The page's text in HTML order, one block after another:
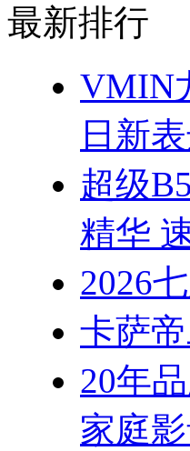
最新排行
VMIN
日新
超级
精华
2026
卡萨
20年
家庭